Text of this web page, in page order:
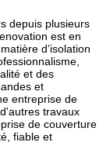
depuis plusieurs
est en
d’isolation
et des
et
entreprise de
travaux
de couverture
fiable et